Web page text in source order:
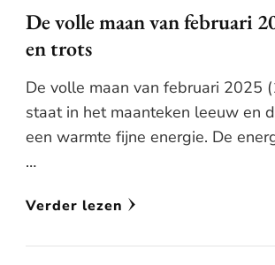
De volle maan van februari
en trots
De volle maan van februari 2025
staat in het maanteken leeuw en
een warmte fijne energie. De
…
Verder lezen